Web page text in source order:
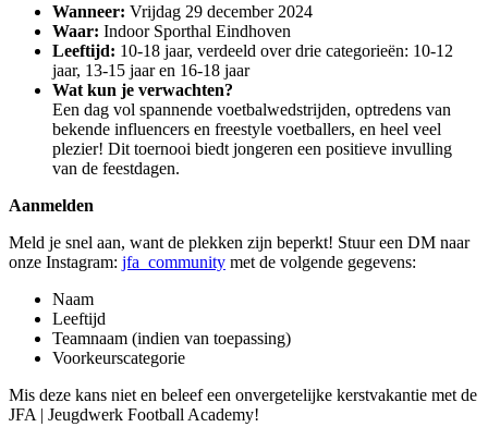
Wanneer: Vrijdag 29 december 2024
Waar: Indoor Sporthal Eindhoven
Leeftijd: 10-18 jaar, verdeeld over drie categorieën: 10-12
jaar, 13-15 jaar en 16-18 jaar
Wat kun je verwachten?
Een dag vol spannende voetbalwedstrijden, optredens van
bekende influencers en freestyle voetballers, en heel veel
plezier! Dit toernooi biedt jongeren een positieve invulling
van de feestdagen.
Aanmelden
Meld je snel aan, want de plekken zijn beperkt! Stuur een DM naar
onze Instagram: jfa_community met de volgende gegevens:
Naam
Leeftijd
Teamnaam (indien van toepassing)
Voorkeurscategorie
Mis deze kans niet en beleef een onvergetelijke kerstvakantie met de
JFA | Jeugdwerk Football Academy!